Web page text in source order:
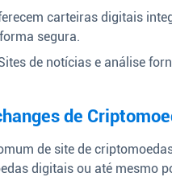
carteiras digitais
segura.
de notícias e análise
de
de site de
digitais ou até mesmo